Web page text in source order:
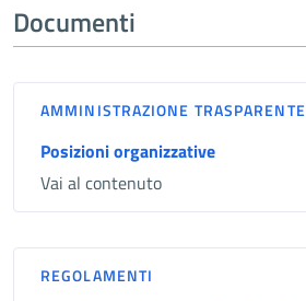
Documenti
AMMINISTRAZIONE TRASPARENTE
Posizioni organizzative
Vai al contenuto
REGOLAMENTI